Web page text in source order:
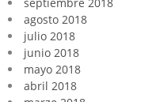
septiembre 2018
agosto 2018
julio 2018
junio 2018
mayo 2018
abril 2018